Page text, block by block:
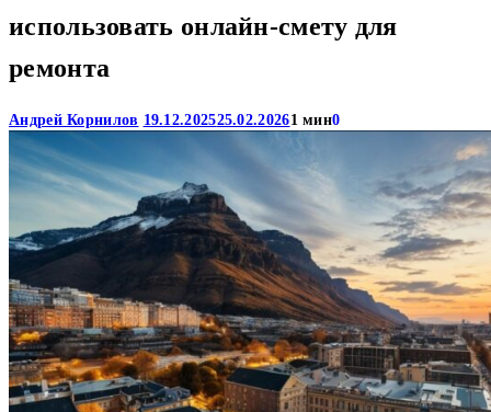
использовать онлайн-смету для
ремонта
Андрей Корнилов 19.12.202525.02.20261 мин0